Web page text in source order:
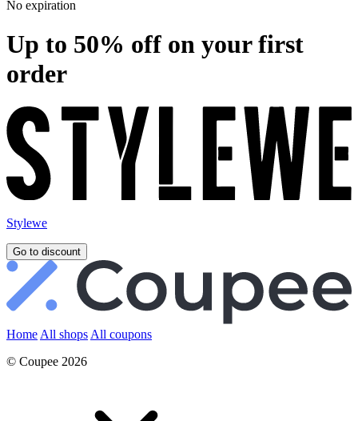
No expiration
Up to 50% off on your first
order
Stylewe
Go to discount
HomeAll shopsAll coupons
© Coupee 2026